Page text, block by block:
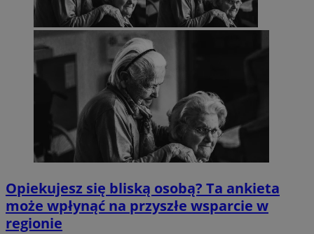
Opiekujesz się bliską osobą? Ta ankieta
może wpłynąć na przyszłe wsparcie w
regionie